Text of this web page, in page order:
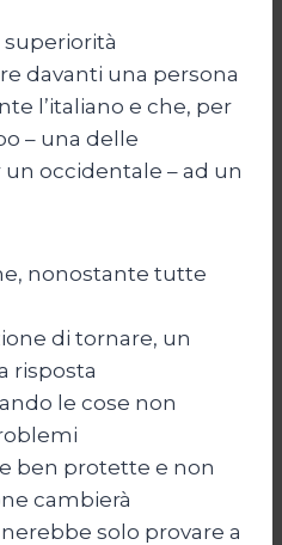
davanti una persona
l’italiano e che, per
– una delle
occidentale – ad un
nonostante tutte
di tornare, un
risposta
le cose non
ben protette e non
cambierà
solo provare a